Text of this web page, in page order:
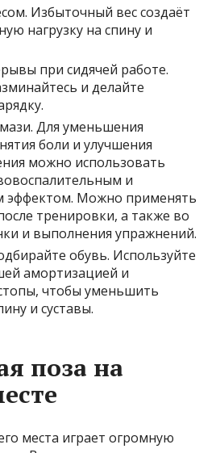
Избыточный вес создаёт
нагрузку на спину и
при сидячей работе.
и делайте
Для уменьшения
боли и улучшения
можно использовать
и
эффектом. Можно применять
тренировки, а также во
и выполнения упражнений.
обувь. Используйте
амортизацией и
чтобы уменьшить
и суставы.
поза на
места играет огромную